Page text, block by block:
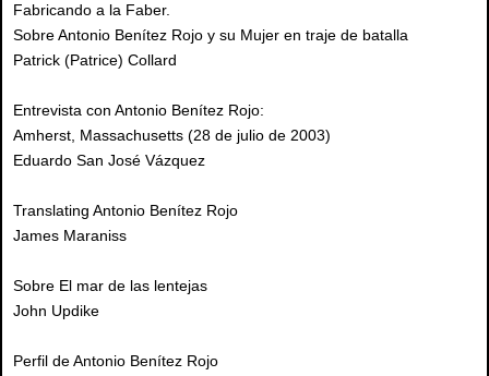
Fabricando a la Faber.
Sobre Antonio Benítez Rojo y su Mujer en traje de batalla
Patrick (Patrice) Collard
Entrevista con Antonio Benítez Rojo:
Amherst, Massachusetts (28 de julio de 2003)
Eduardo San José Vázquez
Translating Antonio Benítez Rojo
James Maraniss
Sobre El mar de las lentejas
John Updike
Perfil de Antonio Benítez Rojo